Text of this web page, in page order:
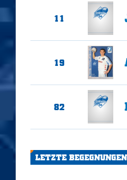
11
19
82
LETZTE BEGEGNUNGEN